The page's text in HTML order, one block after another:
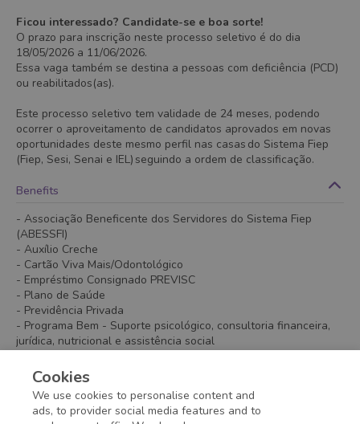
Ficou interessado? Candidate-se e boa sorte!
O prazo para inscrição neste processo seletivo é do dia
18/05/2026 a 11/06/2026.
Essa vaga também se destina a pessoas com deficiência (PCD)
ou reabilitados(as).
Este processo seletivo tem validade de 24 meses, podendo
ocorrer o aproveitamento de candidatos aprovados em novas
oportunidades deste mesmo perfil nas casas do Sistema Fiep
(Fiep, Sesi, Senai e IEL) seguindo a ordem de classificação.
Benefits
- Associação Beneficente dos Servidores do Sistema Fiep
(ABESSFI)
- Auxílio Creche
- Cartão Viva Mais/Odontológico
- Empréstimo Consignado PREVISC
- Plano de Saúde
- Previdência Privada
- Programa Bem - Suporte psicológico, consultoria financeira,
jurídica, nutricional e assistência social
- Serviços de Educação/ Descontos
- Vale Refeição/Alimentação
- Vale Transporte
Cookies
We use cookies to personalise content and
ads, to provider social media features and to